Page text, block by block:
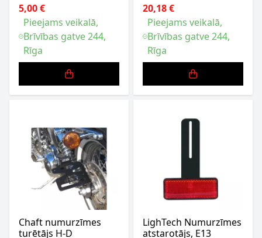
5,00 €
Pieejams veikalā,
Brīvības gatve 244,
Rīga
20,18 €
Pieejams veikalā,
Brīvības gatve 244,
Rīga
Chaft numurzīmes
turētājs H-D
LighTech Numurzīmes
atstarotājs, E13